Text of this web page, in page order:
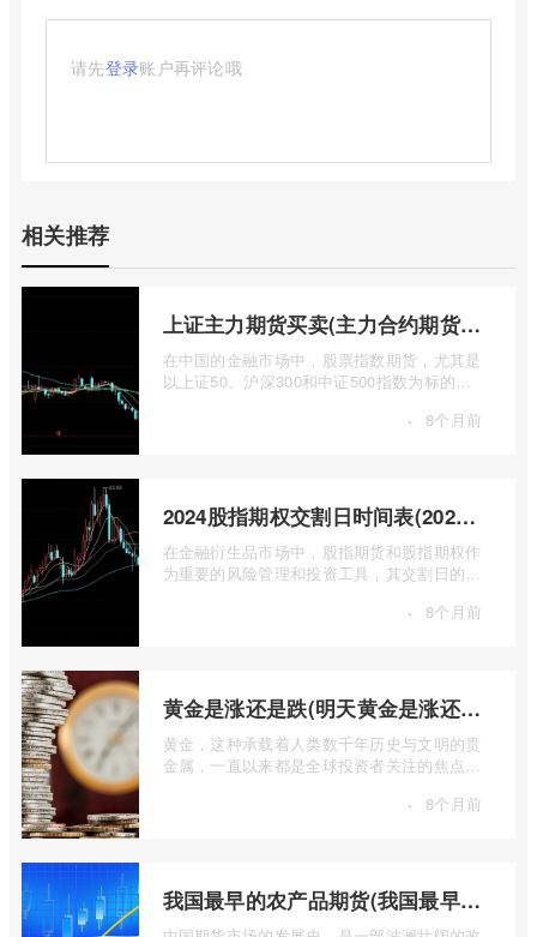
请先登录账户再评论哦
相关推荐
上证主力期货买卖(主力合约期货市场大盘)
在中国的金融市场中，股票指数期货，尤其是
以上证50、沪深300和中证500指数为标的的
· 8个月前
2024股指期权交割日时间表(2024股指期货交割日)
在金融衍生品市场中，股指期货和股指期权作
为重要的风险管理和投资工具，其交割日的设
· 8个月前
黄金是涨还是跌(明天黄金是涨还是跌)
黄金，这种承载着人类数千年历史与文明的贵
金属，一直以来都是全球投资者关注的焦点。
· 8个月前
我国最早的农产品期货(我国最早的农产品期货交易合约的品种是)